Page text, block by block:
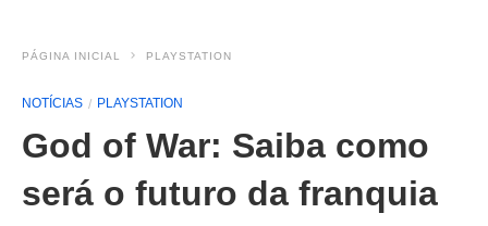
PÁGINA INICIAL PLAYSTATION
NOTÍCIAS PLAYSTATION
God of War: Saiba como
será o futuro da franquia